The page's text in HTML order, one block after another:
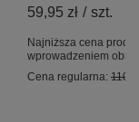
59,95 zł / szt.
Najniższa cena
wprowadzeniem
Cena regularna: